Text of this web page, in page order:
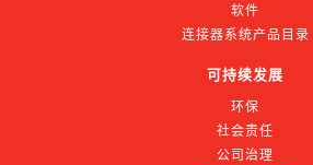
软件
连接器系统产品目录
可持续发展
环保
社会责任
公司治理